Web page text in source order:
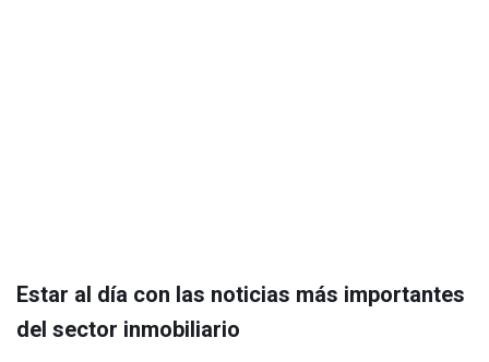
Estar al día con las noticias más importantes
del sector inmobiliario